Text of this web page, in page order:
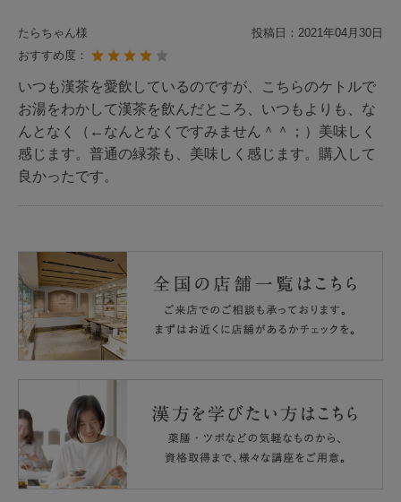
たらちゃん様 投稿日： 2021年04月30日
おすすめ度：
いつも漢茶を愛飲しているのですが、こちらのケトルで
お湯をわかして漢茶を飲んだところ、いつもよりも、な
んとなく（←なんとなくですみません＾＾；）美味しく
感じます。普通の緑茶も、美味しく感じます。購入して
良かったです。